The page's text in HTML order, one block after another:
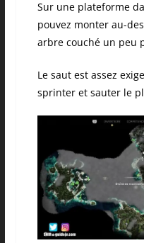
Sur une plateforme
pouvez monter au-
arbre couché un peu
Le saut est assez
sprinter et sauter le